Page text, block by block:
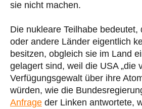
sie nicht machen.
Die nukleare Teilhabe bedeutet,
oder andere Länder eigentlich
besitzen, obgleich sie im Land
gelagert sind, weil die USA „die
Verfügungsgewalt über ihre
würden, wie die
Anfrage der Linken antwortete,